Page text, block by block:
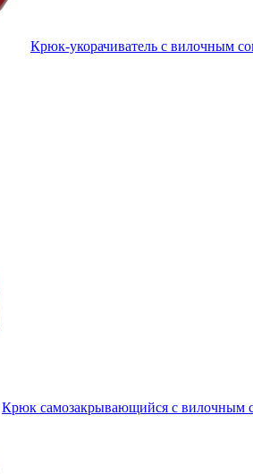
Крюк-укорачиватель с вилочным
Крюк самозакрывающийся с вилочным